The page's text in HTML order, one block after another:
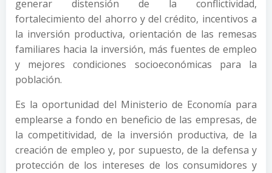
generar distensión de la conflictividad,
fortalecimiento del ahorro y del crédito, incentivos a
la inversión productiva, orientación de las remesas
familiares hacia la inversión, más fuentes de empleo
y mejores condiciones socioeconómicas para la
población.
Es la oportunidad del Ministerio de Economía para
emplearse a fondo en beneficio de las empresas, de
la competitividad, de la inversión productiva, de la
creación de empleo y, por supuesto, de la defensa y
protección de los intereses de los consumidores y